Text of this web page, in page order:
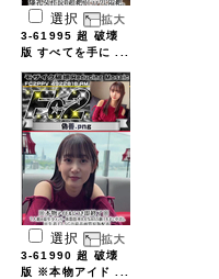
選択
3-61995 超 破壊
版 すべてを手に ...
選択
3-61990 超 破壊
版 ※本物アイド ...